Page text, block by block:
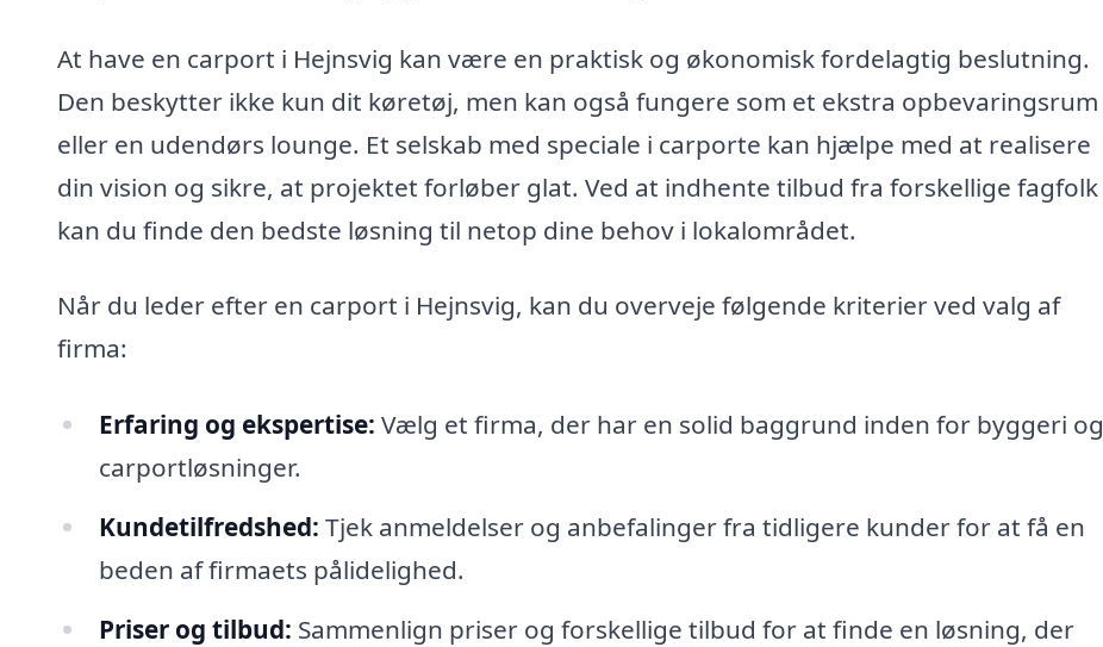
At have en carport i Hejnsvig kan være en praktisk og økonomisk fordelagtig beslutning.
Den beskytter ikke kun dit køretøj, men kan også fungere som et ekstra opbevaringsrum
eller en udendørs lounge. Et selskab med speciale i carporte kan hjælpe med at realisere
din vision og sikre, at projektet forløber glat. Ved at indhente tilbud fra forskellige fagfolk
kan du finde den bedste løsning til netop dine behov i lokalområdet.
Når du leder efter en carport i Hejnsvig, kan du overveje følgende kriterier ved valg af
firma:
Erfaring og ekspertise: Vælg et firma, der har en solid baggrund inden for byggeri og
carportløsninger.
Kundetilfredshed: Tjek anmeldelser og anbefalinger fra tidligere kunder for at få en
beden af firmaets pålidelighed.
Priser og tilbud: Sammenlign priser og forskellige tilbud for at finde en løsning, der